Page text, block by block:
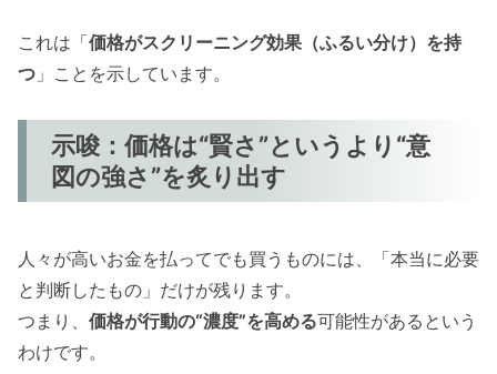
これは「価格がスクリーニング効果（ふるい分け）を持
つ 」ことを示しています。
示唆：価格は“賢さ”というより“意
図の強さ”を炙り出す
人々が高いお金を払ってでも買うものには、「本当に必要
と判断したもの」だけが残ります。
つまり、 価格が行動の“濃度”を高める可能性があるという
わけです。